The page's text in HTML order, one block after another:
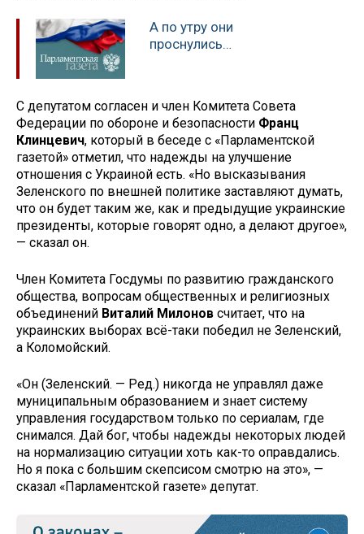
А по утру они
проснулись…
С депутатом согласен и член Комитета Совета
Федерации по обороне и безопасности Франц
Клинцевич, который в беседе с «Парламентской
газетой» отметил, что надежды на улучшение
отношения с Украиной есть. «Но высказывания
Зеленского по внешней политике заставляют думать,
что он будет таким же, как и предыдущие украинские
президенты, которые говорят одно, а делают другое»,
— сказал он.
Член Комитета Госдумы по развитию гражданского
общества, вопросам общественных и религиозных
объединений Виталий Милонов считает, что на
украинских выборах всё-таки победил не Зеленский,
а Коломойский.
«Он (Зеленский. — Ред.) никогда не управлял даже
муниципальным образованием и знает систему
управления государством только по сериалам, где
снимался. Дай бог, чтобы надежды некоторых людей
на нормализацию ситуации хоть как-то оправдались.
Но я пока с большим скепсисом смотрю на это», —
сказал «Парламентской газете» депутат.